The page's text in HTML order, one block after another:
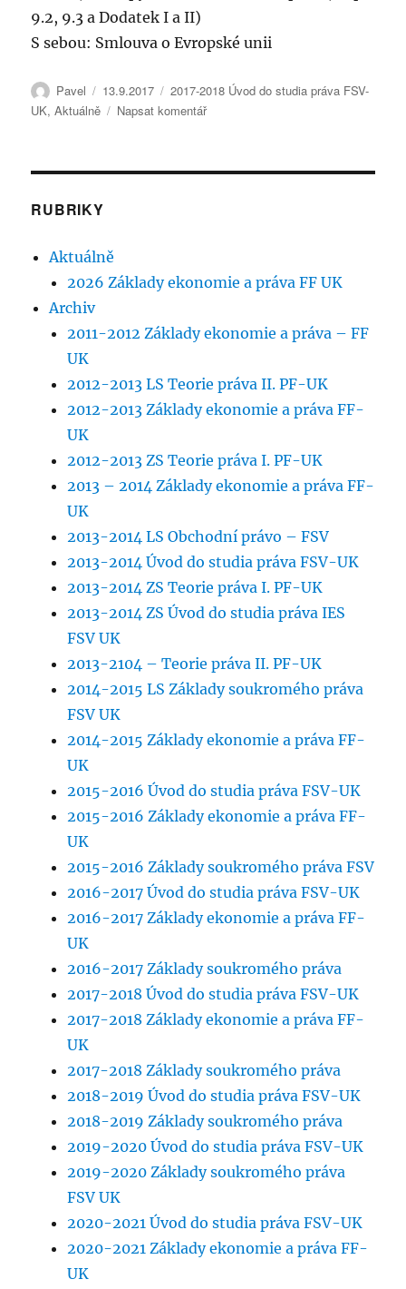
9.2, 9.3 a Dodatek I a II)
S sebou: Smlouva o Evropské unii
Autor:
Pavel Publikováno:
13.9.2017 Rubriky:
2017-2018 Úvod do studia práva FSV-
UK,Aktuálně Napsat komentářpro
názvem
syllabus
RUBRIKY
Aktuálně
2026 Základy ekonomie a práva FF UK
Archiv
2011-2012 Základy ekonomie a práva – FF
UK
2012-2013 LS Teorie práva II. PF-UK
2012-2013 Základy ekonomie a práva FF-
UK
2012-2013 ZS Teorie práva I. PF-UK
2013 – 2014 Základy ekonomie a práva FF-
UK
2013-2014 LS Obchodní právo – FSV
2013-2014 Úvod do studia práva FSV-UK
2013-2014 ZS Teorie práva I. PF-UK
2013-2014 ZS Úvod do studia práva IES
FSV UK
2013-2104 – Teorie práva II. PF-UK
2014-2015 LS Základy soukromého práva
FSV UK
2014-2015 Základy ekonomie a práva FF-
UK
2015-2016 Úvod do studia práva FSV-UK
2015-2016 Základy ekonomie a práva FF-
UK
2015-2016 Základy soukromého práva FSV
2016-2017 Úvod do studia práva FSV-UK
2016-2017 Základy ekonomie a práva FF-
UK
2016-2017 Základy soukromého práva
2017-2018 Úvod do studia práva FSV-UK
2017-2018 Základy ekonomie a práva FF-
UK
2017-2018 Základy soukromého práva
2018-2019 Úvod do studia práva FSV-UK
2018-2019 Základy soukromého práva
2019-2020 Úvod do studia práva FSV-UK
2019-2020 Základy soukromého práva
FSV UK
2020-2021 Úvod do studia práva FSV-UK
2020-2021 Základy ekonomie a práva FF-
UK